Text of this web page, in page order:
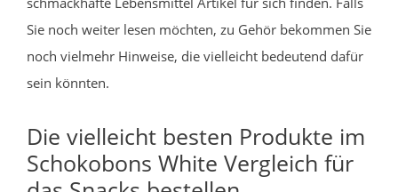
Sie noch weiter lesen möchten, zu Gehör bekommen Sie
noch vielmehr Hinweise, die vielleicht bedeutend dafür
sein könnten.
Die vielleicht besten Produkte im
Schokobons White Vergleich für